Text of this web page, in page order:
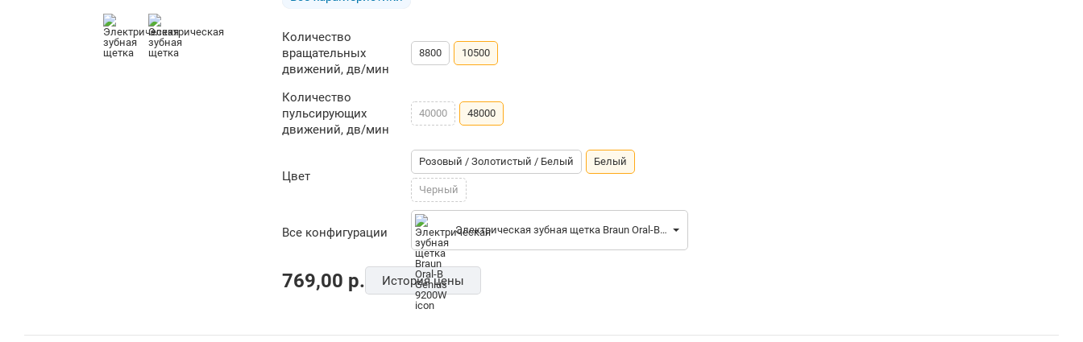
Количество
вращательных
движений, дв/мин
8800 10500
Количество
пульсирующих
движений, дв/мин
40000 48000
Цвет
Розовый / Золотистый / Белый Белый
Черный
Все конфигурации Электрическая зубная щетка Braun Oral-B Genius 9200W
769,00 p. История цены